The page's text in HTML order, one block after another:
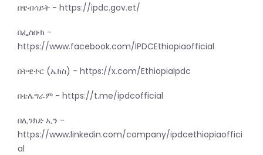
በዌብሳይት - https://ipdc.gov.et/
በፌስቡክ -
https://www.facebook.com/IPDCEthiopiaofficial
በትዊተር (ኤክስ) - https://x.com/EthiopiaIpdc
በቴሌግራም - https://t.me/ipdcofficial
በሊንክድ ኢን -
https://www.linkedin.com/company/ipdcethiopiaoffici
al